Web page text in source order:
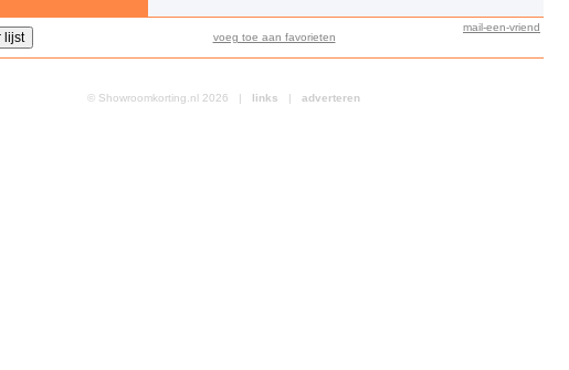
voeg toe aan favorieten
mail-een-vriend
© Showroomkorting.nl 2026 | links | adverteren